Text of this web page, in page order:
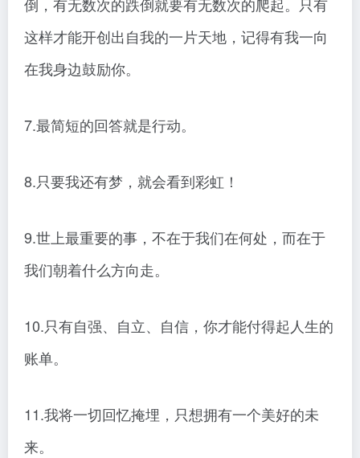
倒，有无数次的跌倒就要有无数次的爬起。只有
这样才能开创出自我的一片天地，记得有我一向
在我身边鼓励你。
7.最简短的回答就是行动。
8.只要我还有梦，就会看到彩虹！
9.世上最重要的事，不在于我们在何处，而在于
我们朝着什么方向走。
10.只有自强、自立、自信，你才能付得起人生的
账单。
11.我将一切回忆掩埋，只想拥有一个美好的未
来。